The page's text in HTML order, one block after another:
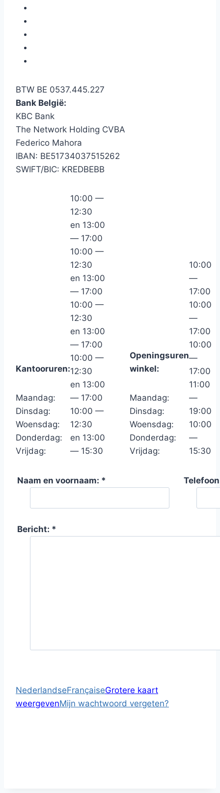
BTW BE 0537.445.227
Bank België:
KBC Bank
The Network Holding CVBA
Federico Mahora
IBAN: BE51734037515262
SWIFT/BIC: KREDBEBB
Kantooruren:
Maandag:
Dinsdag:
Woensdag:
Donderdag:
Vrijdag:
10:00 —
12:30
en 13:00
— 17:00
10:00 —
12:30
en 13:00
— 17:00
10:00 —
12:30
en 13:00
— 17:00
10:00 —
12:30
en 13:00
— 17:00
10:00 —
12:30
en 13:00
— 15:30
Openingsuren
winkel:
Maandag:
Dinsdag:
Woensdag:
Donderdag:
Vrijdag:
10:00
—
17:00
10:00
—
17:00
10:00
—
17:00
11:00
—
19:00
10:00
—
15:30
Naam en voornaam: *
Bericht: *
NederlandseFrançaiseGrotere kaart
weergevenMijn wachtwoord vergeten?